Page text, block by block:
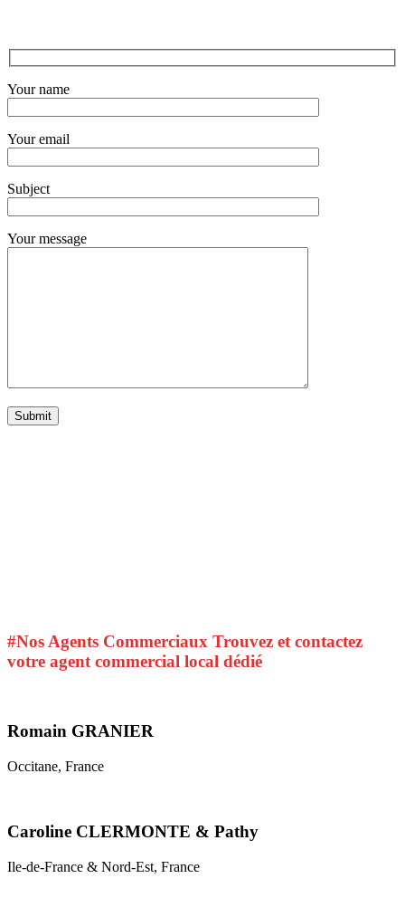
Your name
Your email
Subject
Your message
#Nos Agents Commerciaux Trouvez et contactez
votre agent commercial local dédié
Romain GRANIER
Occitane, France
Caroline CLERMONTE & Pathy
Ile-de-France & Nord-Est, France